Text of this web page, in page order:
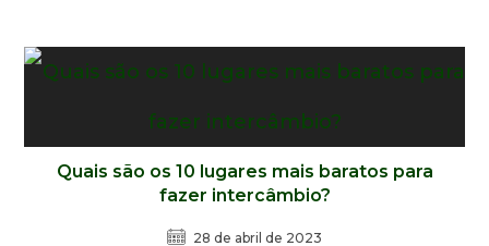
Quais são os 10 lugares mais baratos para
fazer intercâmbio?
28 de abril de 2023